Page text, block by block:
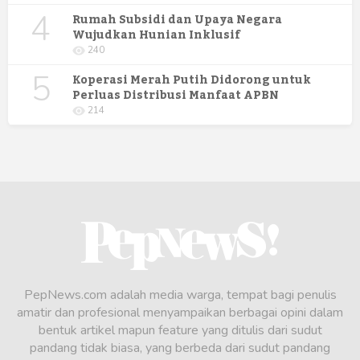
4 Rumah Subsidi dan Upaya Negara
Wujudkan Hunian Inklusif
240
5 Koperasi Merah Putih Didorong untuk
Perluas Distribusi Manfaat APBN
214
PepNews.com adalah media warga, tempat bagi penulis
amatir dan profesional menyampaikan berbagai opini dalam
bentuk artikel mapun feature yang ditulis dari sudut
pandang tidak biasa, yang berbeda dari sudut pandang